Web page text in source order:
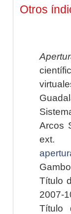
Otros
Arcos
Título
2007-
Título